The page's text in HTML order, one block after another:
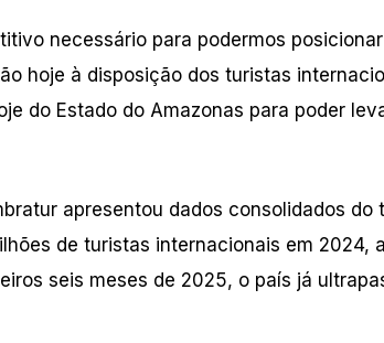
necessário para podermos
hoje à disposição dos turistas
do Estado do Amazonas para poder
apresentou dados consolidados do
de turistas internacionais em 2024,
seis meses de 2025, o país já